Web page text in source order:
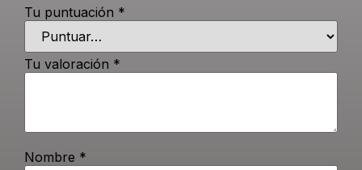
Tu puntuación *
Tu valoración *
Nombre *